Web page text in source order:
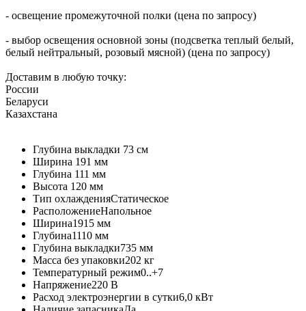
- освещение промежуточной полки (цена по запросу)
- выбор освещения основной зоны (подсветка теплый белый,
белый нейтральный, розовый мясной) (цена по запросу)
Доставим в любую точку:
России
Беларуси
Казахстана
Глубина выкладки 73 см
Ширина 191 мм
Глубина 111 мм
Высота 120 мм
Тип охлажденияСтатическое
РасположениеНапольное
Ширина1915 мм
Глубина1110 мм
Глубина выкладки735 мм
Масса без упаковки202 кг
Температурный режим0..+7
Напряжение220 В
Расход электроэнергии в сутки6,0 кВт